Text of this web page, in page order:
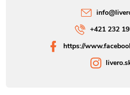
info@
+421 232
https://